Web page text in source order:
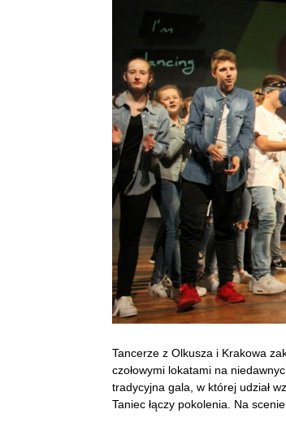
Tancerze z Olkusza i Krakowa
czołowymi lokatami na
tradycyjna gala, w której udział
Taniec łączy pokolenia. Na